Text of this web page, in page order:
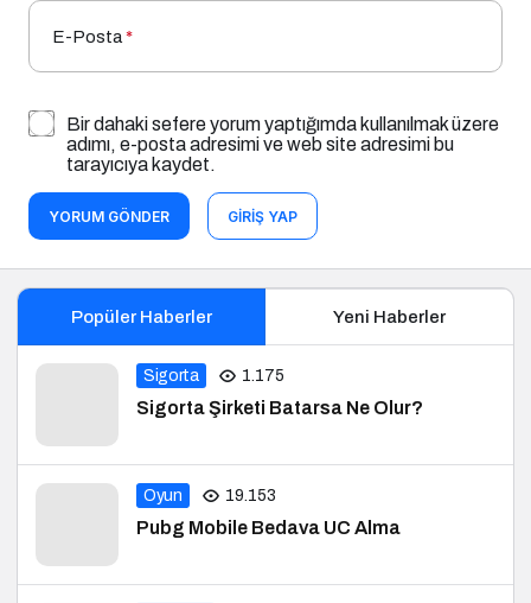
E-Posta*
Bir dahaki sefere yorum yaptığımda kullanılmak üzere
adımı, e-posta adresimi ve web site adresimi bu
tarayıcıya kaydet.
YORUM GÖNDER GIRIŞ YAP
Popüler Haberler Yeni Haberler
Sigorta 1.175
Sigorta Şirketi Batarsa Ne Olur?
Oyun 19.153
Pubg Mobile Bedava UC Alma